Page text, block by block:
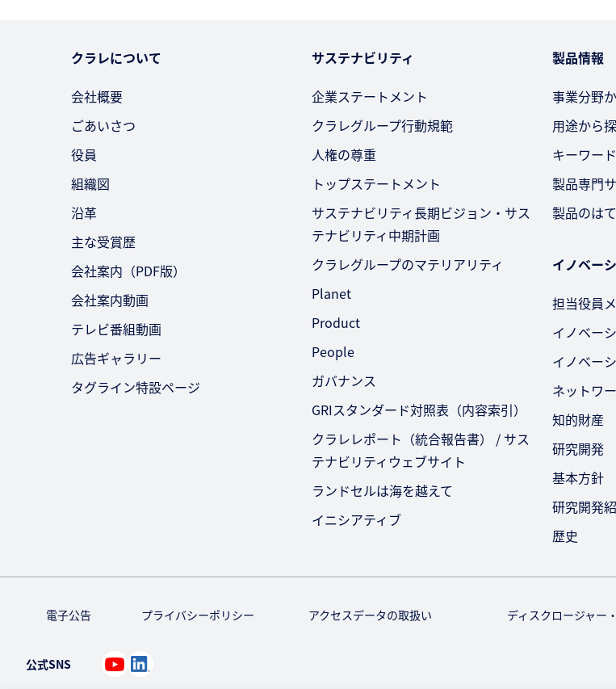
クラレについて
会社概要
ごあいさつ
役員
組織図
沿革
主な受賞歴
会社案内（PDF版）
会社案内動画
テレビ番組動画
広告ギャラリー
タグライン特設ページ
サステナビリティ
企業ステートメント
クラレグループ行動規範
人権の尊重
トップステートメント
サステナビリティ長期ビジョン・サス
テナビリティ中期計画
クラレグループのマテリアリティ
Planet
Product
People
ガバナンス
GRIスタンダード対照表（内容索引）
クラレレポート（統合報告書） / サス
テナビリティウェブサイト
ランドセルは海を越えて
イニシアティブ
製品情報
事業分野
用途から
キーワー
製品専門
製品のは
イノベー
担当役員
イノベー
イノベー
ネットワ
知的財産
研究開発
基本方針
研究開発
歴史
電子公告 プライバシーポリシー アクセスデータの取扱い ディスクロージャー
公式SNS